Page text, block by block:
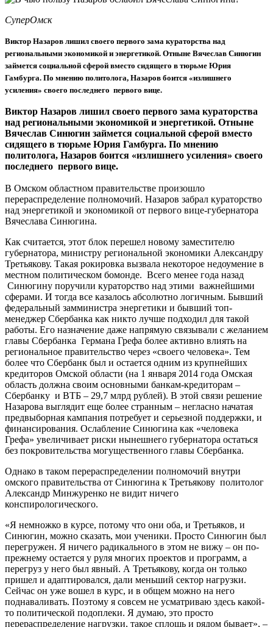
СуперОмск
Виктор Назаров лишил своего первого зама кураторства над
региональными экономикой и энергетикой. Отныне Вячеслав Синюгин
займется социальной сферой вместо сидящего в тюрьме Юрия
Гамбурга. По мнению политолога, Назаров боится «излишнего
усиления» своего последнего первого вице.
Виктор Назаров лишил своего первого зама кураторства
над региональными экономикой и энергетикой. Отныне
Вячеслав Синюгин займется социальной сферой вместо
сидящего в тюрьме Юрия Гамбурга. По мнению
политолога, Назаров боится «излишнего усиления» своего
последнего первого вице.
В Омском областном правительстве произошло
перераспределение полномочий. Назаров забрал кураторство
над энергетикой и экономикой от первого вице-губернатора
Вячеслава Синюгина.
Как считается, этот блок перешел новому заместителю
губернатора, министру региональной экономики Александру
Третьякову. Такая рокировка вызвала некоторое недоумение в
местном политическом бомонде. Всего менее года назад
Синюгину поручили кураторство над этими важнейшими
сферами. И тогда все казалось абсолютно логичным. Бывший
федеральный замминистра энергетики и бывший топ-
менеджер Сбербанка как никто лучше подходил для такой
работы. Его назначение даже напрямую связывали с желанием
главы Сбербанка Германа Грефа более активно влиять на
региональное правительство через «своего человека». Тем
более что Сбербанк был и остается одним из крупнейших
кредиторов Омской области (на 1 января 2014 года Омская
область должна своим основными банкам-кредиторам –
Сбербанку и ВТБ – 29,7 млрд рублей). В этой связи решение
Назарова выглядит еще более странным – негласно начатая
предвыборная кампания потребует и серьезной поддержки, и
финансирования. Ослабление Синюгина как «человека
Грефа» увеличивает риски нынешнего губернатора остаться
без покровительства могущественного главы Сбербанка.
Однако в таком перераспределении полномочий внутри
омского правительства от Синюгина к Третьякову политолог
Александр Минжуренко не видит ничего
конспирологического.
«Я немножко в курсе, потому что они оба, и Третьяков, и
Синюгин, можно сказать, мои ученики. Просто Синюгин был
перегружен. Я ничего радикального в этом не вижу – он по-
прежнему остается у руля многих проектов и программ, а
перегруз у него был явный. А Третьякову, когда он только
пришел и адаптировался, дали меньший сектор нагрузки.
Сейчас он уже вошел в курс, и в общем можно на него
поднаваливать. Поэтому я совсем не усматриваю здесь какой-
то политической подоплеки. Я думаю, это просто
перераспределение нагрузки, такое сплошь и рядом бывает», –